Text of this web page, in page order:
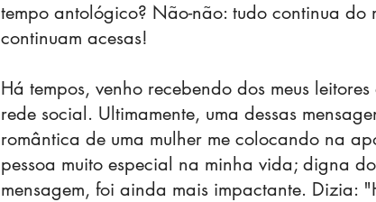
tempo antológico? Não-não: tudo continua do
continuam acesas!
Há tempos, venho recebendo dos meus
rede social. Ultimamente, uma dessas
romântica de uma mulher me colocando na
pessoa muito especial na minha vida; digna
mensagem, foi ainda mais impactante. Dizia: